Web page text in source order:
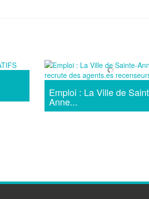
Emploi : La Ville de
Anne...